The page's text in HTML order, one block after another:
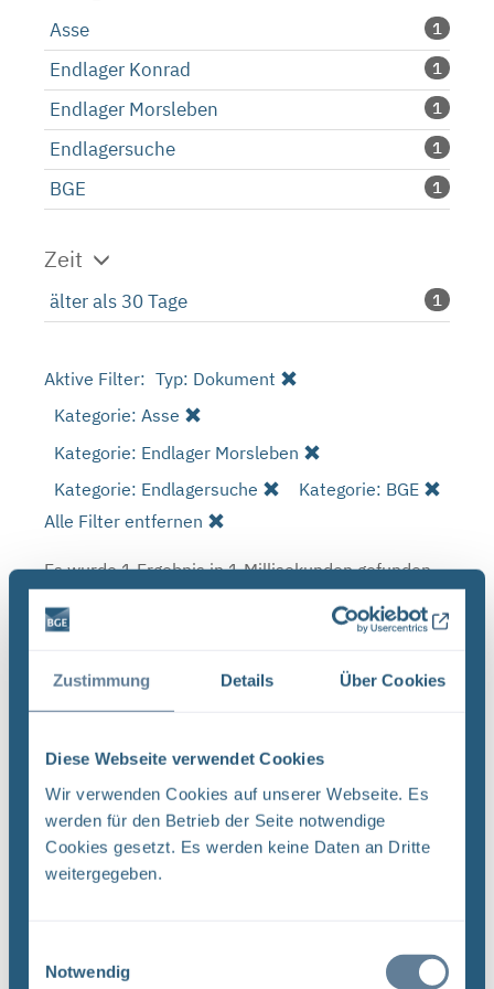
Zustimmung Details Über Cookies
Diese Webseite verwendet Cookies
Wir verwenden Cookies auf unserer Webseite. Es
werden für den Betrieb der Seite notwendige
Cookies gesetzt. Es werden keine Daten an Dritte
weitergegeben.
Notwendig
Asse 1
Endlager Konrad 1
Endlager Morsleben 1
Endlagersuche 1
BGE 1
Zeit
älter als 30 Tage 1
Aktive Filter: Typ: Dokument
Kategorie: Asse
Kategorie: Endlager Morsleben
Kategorie: Endlagersuche
Kategorie: BGE
Alle Filter entfernen
Es wurde 1 Ergebnis in 1 Millisekunden gefunden.
Zeige Ergebnisse 1 bis 1 von 1.
1
Forschungs- und Entwicklungsstrategie der
BGE (PDF)
FORSCHUNG UND ENTWICKLUNG F&E-Strategie
Strategie erhalten Sie einen Einblick in das